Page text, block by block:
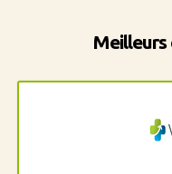
Meilleurs